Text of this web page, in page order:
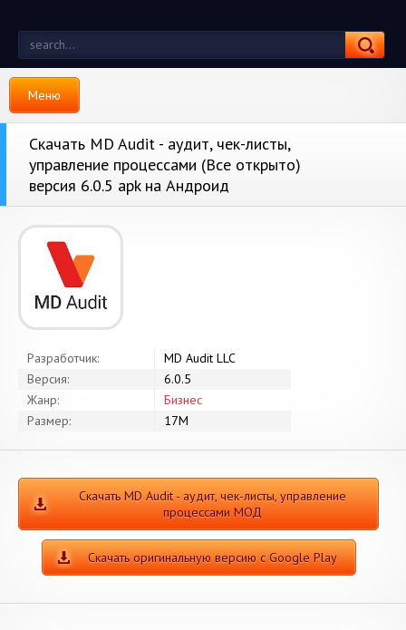
Меню
Скачать MD Audit - аудит, чек-листы,
управление процессами (Все открыто)
версия 6.0.5 apk на Андроид
Разработчик:
MD Audit LLC
Версия:
6.0.5
Жанр:
Бизнес
Размер:
17M
Скачать MD Audit - аудит, чек-листы, управление
процессами МОД
Скачать оригинальную версию с Google Play